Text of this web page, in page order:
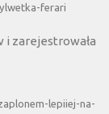
ferari
i zarejestrowała
lepiiej-na-